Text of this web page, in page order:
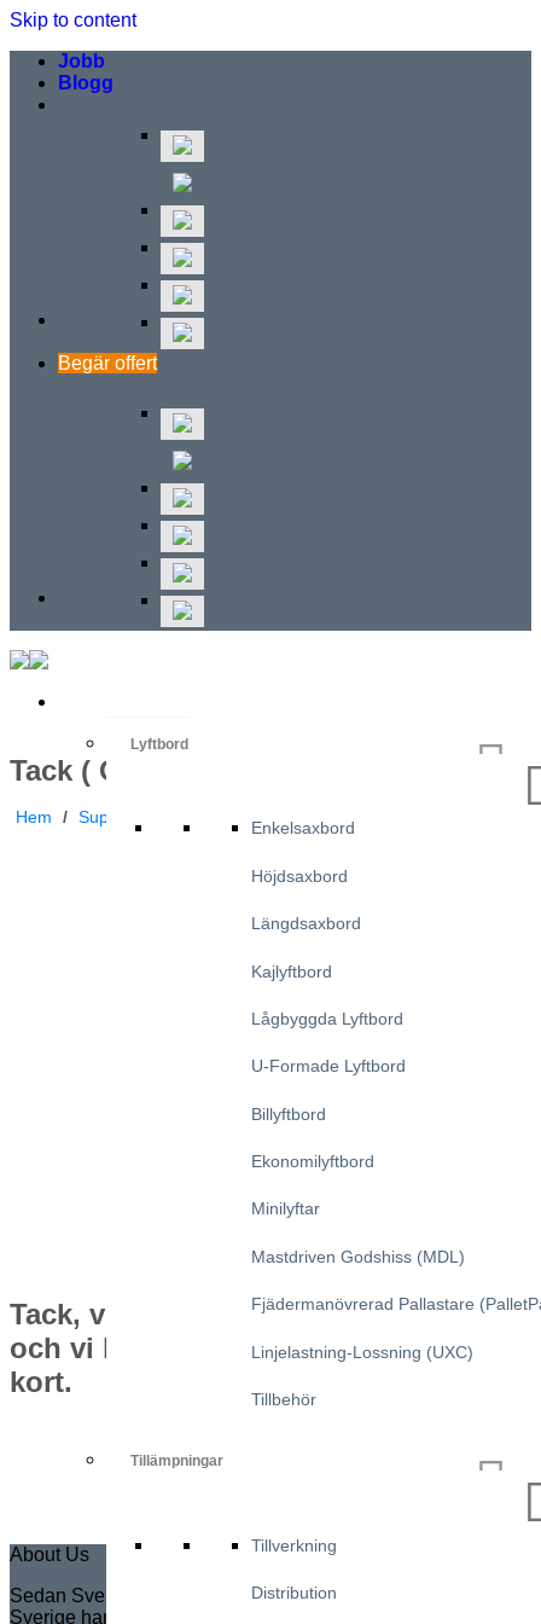
Skip to content
Jobb
Blogg
Begär offert
Lyftbord
Enkelsaxbord
Höjdsaxbord
Längdsaxbord
Kajlyftbord
Lågbyggda Lyftbord
U-Formade Lyftbord
Billyftbord
Ekonomilyftbord
Minilyftar
Mastdriven Godshiss (MDL)
Fjädermanövrerad Pallastare
Linjelastning-Lossning (UXC)
Tillbehör
Tillämpningar
Tillverkning
Distribution
Tack ( Offert )
Hem / Support Och Kontakt
Tack, vi har tagit emot din förfrågan
och vi kommer att kontakta dig inom
kort.
About Us
Sedan Sven Marcusson grundade Marco i Sverige år 1935 i
Sverige har Marco blivit marknadsledande i Europa när det